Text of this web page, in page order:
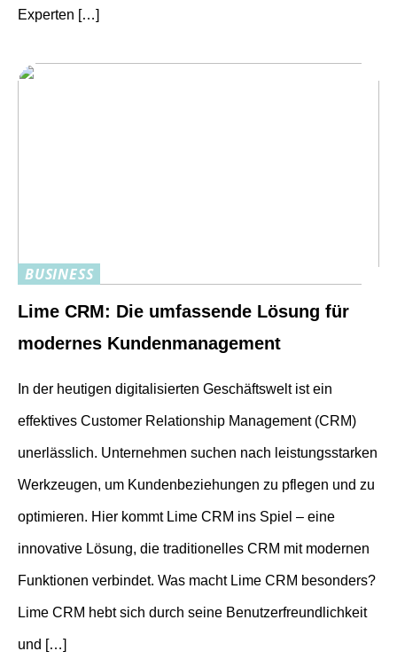
Experten […]
BUSINESS
Lime CRM: Die umfassende Lösung für
modernes Kundenmanagement
In der heutigen digitalisierten Geschäftswelt ist ein
effektives Customer Relationship Management (CRM)
unerlässlich. Unternehmen suchen nach leistungsstarken
Werkzeugen, um Kundenbeziehungen zu pflegen und zu
optimieren. Hier kommt Lime CRM ins Spiel – eine
innovative Lösung, die traditionelles CRM mit modernen
Funktionen verbindet. Was macht Lime CRM besonders?
Lime CRM hebt sich durch seine Benutzerfreundlichkeit
und […]